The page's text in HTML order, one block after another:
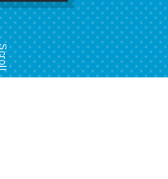
Scroll
なんだろうなと凄く思
もお勧め。自分はこの流